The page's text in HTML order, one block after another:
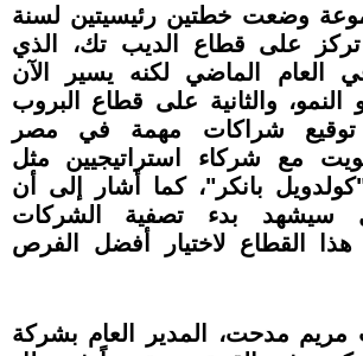
وضعت خطتين رئيسيتين لسنة
تركز على قطاع الديب تك، الذي
العام الماضي لكنه يسير الآن
والثانية على قطاع البروب
شراكات مهمة في مصر
مع شركاء استراتيجيين مثل
بانكر"، كما أشار إلى أن
سيشهد بدء تصفية الشركات
القطاع لاختيار أفضل الفرص
مريم مدحت، المدير العام بشركة